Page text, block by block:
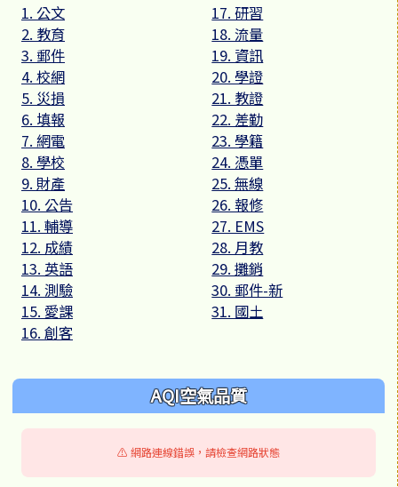
1. 公文
2. 教育
3. 郵件
4. 校網
5. 災損
6. 填報
7. 網電
8. 學校
9. 財產
10. 公告
11. 輔導
12. 成績
13. 英語
14. 測驗
15. 愛課
16. 創客
17. 研習
18. 流量
19. 資訊
20. 學證
21. 教證
22. 差勤
23. 學籍
24. 憑單
25. 無線
26. 報修
27. EMS
28. 月教
29. 攤銷
30. 郵件-新
31. 國土
AQI空氣品質
⚠️ 網路連線錯誤，請檢查網路狀態